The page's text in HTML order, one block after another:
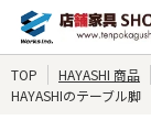
TOP
HAYASHI 商品
HAYASHIのテーブル